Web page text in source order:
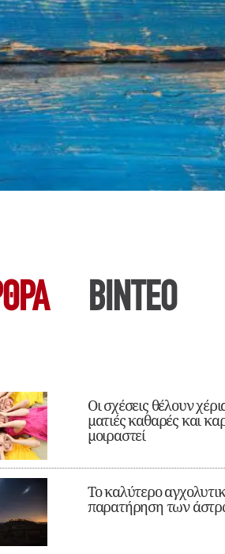
ΒΙΝΤΕΟ
Οι σχέσεις θέλουν
ματιές καθαρές και
μοιραστεί
Το καλύτερο
παρατήρηση των